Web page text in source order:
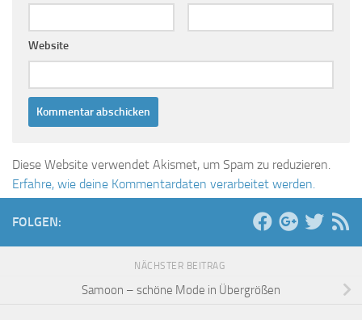
Website
Diese Website verwendet Akismet, um Spam zu reduzieren.
Erfahre, wie deine Kommentardaten verarbeitet werden.
FOLGEN:
NÄCHSTER BEITRAG
Samoon – schöne Mode in Übergrößen